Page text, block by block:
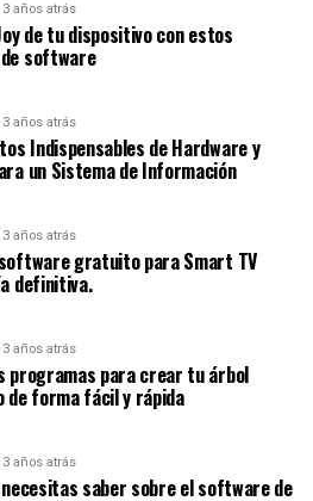
3 años atrás
de tu dispositivo con estos
software
3 años atrás
Indispensables de Hardware y
un Sistema de Información
3 años atrás
gratuito para Smart TV
definitiva.
3 años atrás
programas para crear tu árbol
de forma fácil y rápida
3 años atrás
necesitas saber sobre el software de